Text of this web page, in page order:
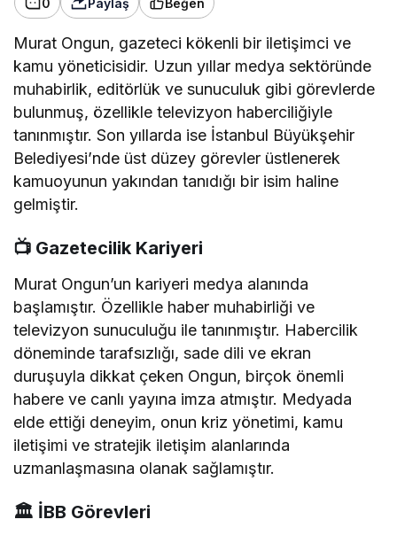
Murat Ongun, gazeteci kökenli bir iletişimci ve
kamu yöneticisidir. Uzun yıllar medya sektöründe
muhabirlik, editörlük ve sunuculuk gibi görevlerde
bulunmuş, özellikle televizyon haberciliğiyle
tanınmıştır. Son yıllarda ise İstanbul Büyükşehir
Belediyesi’nde üst düzey görevler üstlenerek
kamuoyunun yakından tanıdığı bir isim haline
gelmiştir.
📺 Gazetecilik Kariyeri
Murat Ongun’un kariyeri medya alanında
başlamıştır. Özellikle haber muhabirliği ve
televizyon sunuculuğu ile tanınmıştır. Habercilik
döneminde tarafsızlığı, sade dili ve ekran
duruşuyla dikkat çeken Ongun, birçok önemli
habere ve canlı yayına imza atmıştır. Medyada
elde ettiği deneyim, onun kriz yönetimi, kamu
iletişimi ve stratejik iletişim alanlarında
uzmanlaşmasına olanak sağlamıştır.
🏛️ İBB Görevleri